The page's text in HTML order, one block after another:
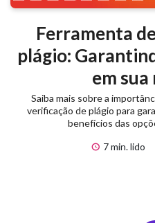
Ferramenta
plágio:
em
Saiba mais sobre a
verificação de plágio para
benefícios das
7 min. lido